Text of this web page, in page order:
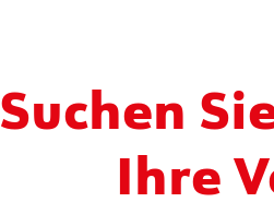
Suchen
Ihre